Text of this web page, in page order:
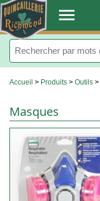
. menu
Accueil > Produits > Outils >
Masques